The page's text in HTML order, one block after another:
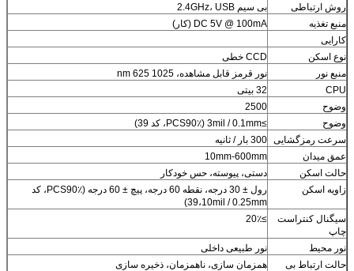
روش ارتباطی
بی سیم 2.4GHz، USB
منبع تغذیه
DC 5V @ 100mA (کار)
کارایی
نوع اسکن
CCD خطی
منبع نور
نور قرمز قابل مشاهده، 1025 nm 625
CPU
32 بیتی
وضوح
2500
وضوح
≥3mil / 0.1mm (PCS90٪، کد 39)
سرعت رمزگشایی 300 بار / ثانیه
عمق میدان
10mm-600mm
حالت اسکن
دستی، پیوسته، حس خودکار
زاویه اسکن
رول ± 30 درجه، نقطه 60 درجه، پیچ ± 60 درجه (PCS90٪، کد
39،10mil / 0.25mm)
سیگنال کنتراست
چاپ
≥20٪
نور محیط
نور طبیعی داخلی
حالت ارتباط بی
همزمان سازی، ناهمزمان، ذخیره سازی